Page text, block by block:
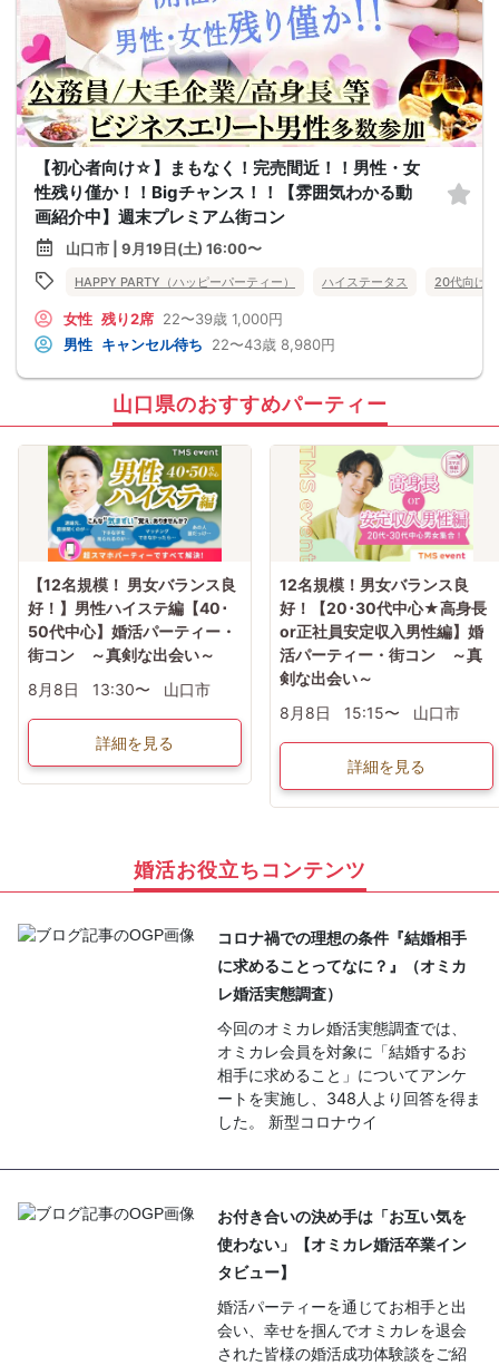
【初心者向け☆】まもなく！完売間近！！男性・女
性残り僅か！！Bigチャンス！！【雰囲気わかる動
画紹介中】週末プレミアム街コン
山口市 | 9月19日(土) 16:00〜
HAPPY PARTY（ハッピーパーティー） ハイステータス 20代向け
女性 残り2席 22〜39歳 1,000円
男性 キャンセル待ち 22〜43歳 8,980円
山口県のおすすめパーティー
【12名規模！ 男女バランス良
好！】男性ハイステ編【40･
50代中心】婚活パーティー・
街コン ～真剣な出会い～
8月8日
13:30〜 山口市
詳細を見る
12名規模！男女バランス良
好！【20･30代中心★高身長
or正社員安定収入男性編】婚
活パーティー・街コン ～真
剣な出会い～
8月8日
15:15〜 山口市
詳細を見る
婚活お役立ちコンテンツ
コロナ禍での理想の条件『結婚相手
に求めることってなに？』（オミカ
レ婚活実態調査）
今回のオミカレ婚活実態調査では、
オミカレ会員を対象に「結婚するお
相手に求めること」についてアンケ
ートを実施し、348人より回答を得ま
した。 新型コロナウイ
お付き合いの決め手は「お互い気を
使わない」【オミカレ婚活卒業イン
タビュー】
婚活パーティーを通じてお相手と出
会い、幸せを掴んでオミカレを退会
された皆様の婚活成功体験談をご紹